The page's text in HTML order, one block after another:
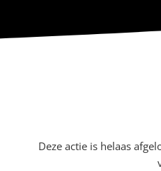
Deze actie is helaas